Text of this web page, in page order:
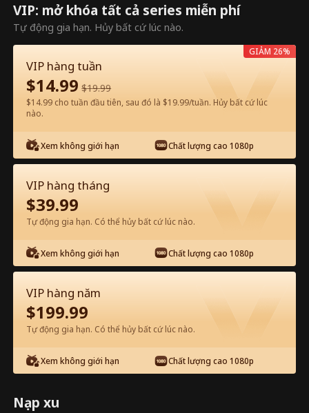
Đây là các tập trả phí. Vui lòng
mở khóa để xem.
60 Mở khóa ngay
Xem miễn phí trên App
Tập 9 - Nắm Giữ Trái Tim Chàng Toàn
bộ phim
1-30
9 10 11 12 13
VIP: mở khóa tất cả series miễn phí
Tự động gia hạn. Hủy bất cứ lúc nào.
VIP hàng tuần
$14.99 $19.99
$14.99 cho tuần đầu tiên, sau đó là $19.99/tuần. Hủy bất cứ lúc
nào.
Xem không giới hạn Chất lượng cao 1080p
GIẢM 26%
VIP hàng tháng
$39.99
Tự động gia hạn. Có thể hủy bất cứ lúc nào.
Xem không giới hạn Chất lượng cao 1080p
VIP hàng năm
$199.99
Tự động gia hạn. Có thể hủy bất cứ lúc nào.
Xem không giới hạn Chất lượng cao 1080p
Nạp xu